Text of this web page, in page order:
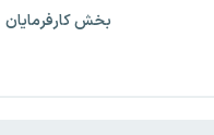
بخش کارفرمایان